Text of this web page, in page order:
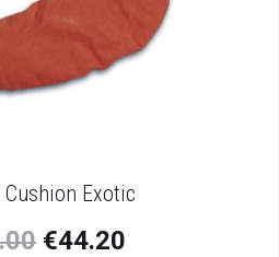
Cushion Exotic
€44.20